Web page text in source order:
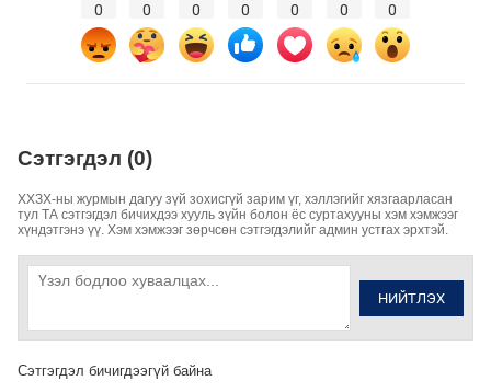
0 0 0 0 0 0 0
Сэтгэгдэл (0)
ХХЗХ-ны журмын дагуу зүй зохисгүй зарим үг, хэллэгийг хязгаарласан
тул ТА сэтгэгдэл бичихдээ хууль зүйн болон ёс суртахууны хэм хэмжээг
хүндэтгэнэ үү. Хэм хэмжээг зөрчсөн сэтгэгдэлийг админ устгах эрхтэй.
НИЙТЛЭХ
Сэтгэгдэл бичигдээгүй байна